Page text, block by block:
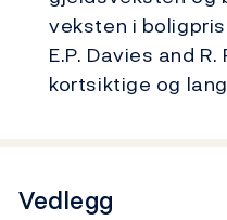
veksten i
E.P. Davies and
kortsiktige og
Vedlegg